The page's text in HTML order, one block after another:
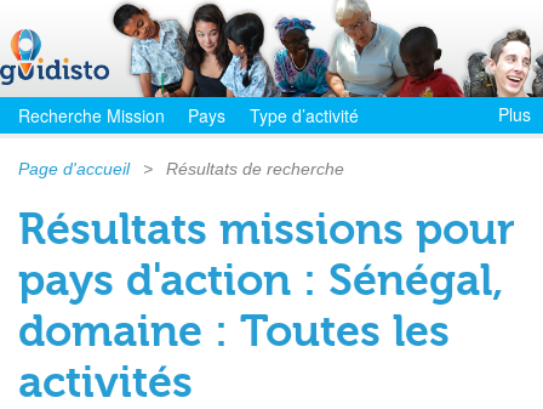
Recherche Mission Pays Type d’activité Plus
Page d'accueil > Résultats de recherche
Résultats missions pour
pays d'action : Sénégal,
domaine : Toutes les
activités